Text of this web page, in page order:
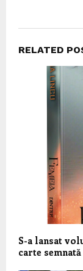
RELATED
S-a lansat
carte